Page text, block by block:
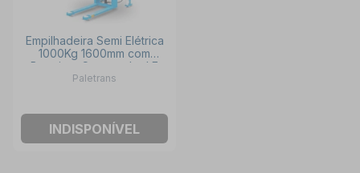
Empilhadeira Semi Elétrica
1000Kg 1600mm com
Bateria e Carregador LE
1016-C PALETRANS
Paletrans
INDISPONÍVEL